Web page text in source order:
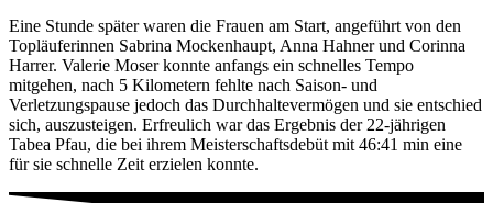
Eine Stunde später waren die Frauen am Start, angeführt von den
Topläuferinnen Sabrina Mockenhaupt, Anna Hahner und Corinna
Harrer. Valerie Moser konnte anfangs ein schnelles Tempo
mitgehen, nach 5 Kilometern fehlte nach Saison- und
Verletzungspause jedoch das Durchhaltevermögen und sie entschied
sich, auszusteigen. Erfreulich war das Ergebnis der 22-jährigen
Tabea Pfau, die bei ihrem Meisterschaftsdebüt mit 46:41 min eine
für sie schnelle Zeit erzielen konnte.